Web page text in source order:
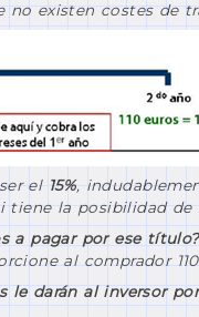
no existen costes de
el 15%,
tiene la posibilidad
a pagar por ese título?
al comprador
le darán al inversor